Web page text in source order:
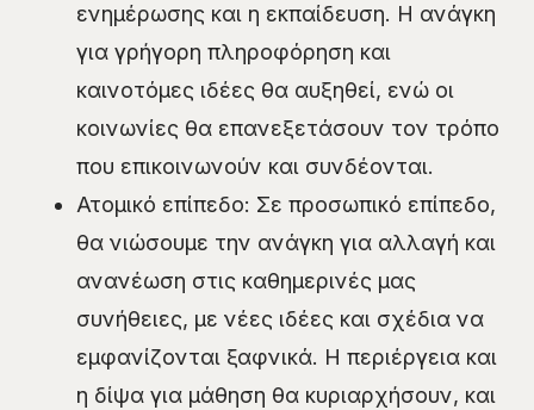
ενημέρωσης και η εκπαίδευση. Η ανάγκη
για γρήγορη πληροφόρηση και
καινοτόμες ιδέες θα αυξηθεί, ενώ οι
κοινωνίες θα επανεξετάσουν τον τρόπο
που επικοινωνούν και συνδέονται.
Ατομικό επίπεδο: Σε προσωπικό επίπεδο,
θα νιώσουμε την ανάγκη για αλλαγή και
ανανέωση στις καθημερινές μας
συνήθειες, με νέες ιδέες και σχέδια να
εμφανίζονται ξαφνικά. Η περιέργεια και
η δίψα για μάθηση θα κυριαρχήσουν, και